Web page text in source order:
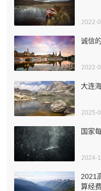
2022-
诚信
2022-
大连
2025-
国家
2024-
2021
算经费